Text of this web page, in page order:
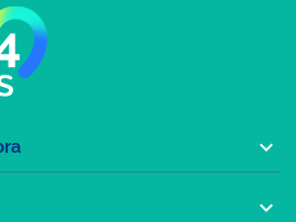

